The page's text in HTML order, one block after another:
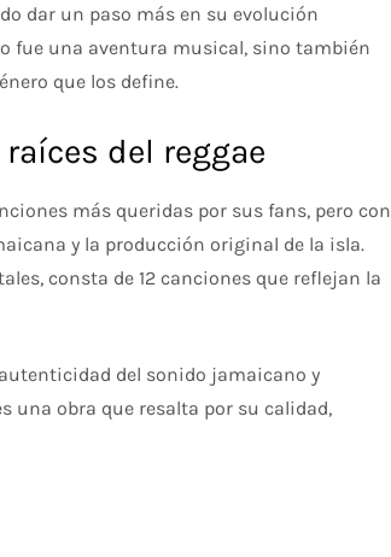
dar un paso más en su evolución
fue una aventura musical, sino también
que los define.
del reggae
más queridas por sus fans, pero con
y la producción original de la isla.
consta de 12 canciones que reflejan la
del sonido jamaicano y
una obra que resalta por su calidad,